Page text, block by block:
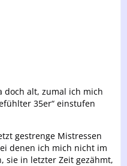
doch alt, zumal ich mich
35er“ einstufen
gestrenge Mistressen
denen ich mich nicht im
sie in letzter Zeit gezähmt,